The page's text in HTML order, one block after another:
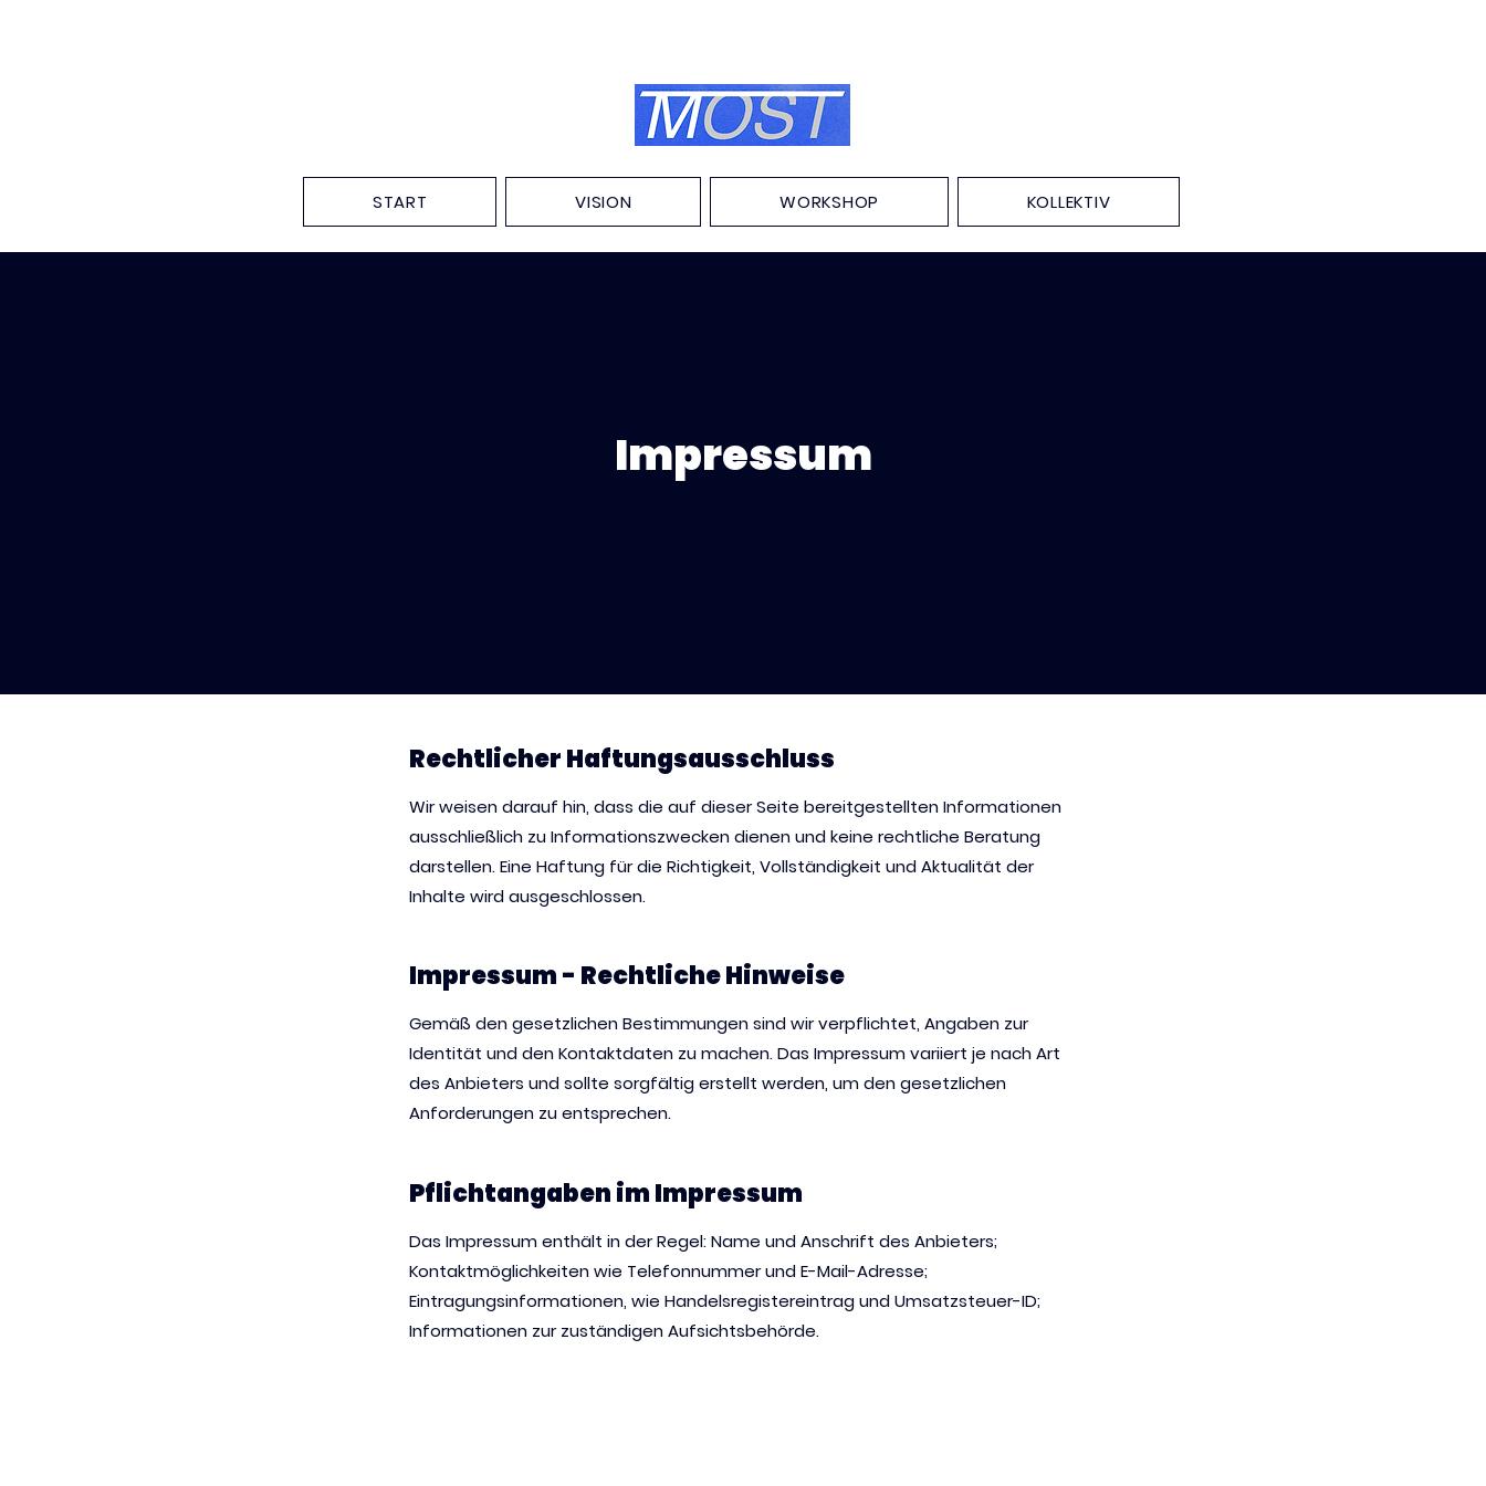
START VISION WORKSHOP KOLLEKTIV
Impressum
Rechtlicher Haftungsausschluss
Wir weisen darauf hin, dass die auf dieser Seite bereitgestellten Informationen
ausschließlich zu Informationszwecken dienen und keine rechtliche Beratung
darstellen. Eine Haftung für die Richtigkeit, Vollständigkeit und Aktualität der
Inhalte wird ausgeschlossen.
Impressum - Rechtliche Hinweise
Gemäß den gesetzlichen Bestimmungen sind wir verpflichtet, Angaben zur
Identität und den Kontaktdaten zu machen. Das Impressum variiert je nach Art
des Anbieters und sollte sorgfältig erstellt werden, um den gesetzlichen
Anforderungen zu entsprechen.
Pflichtangaben im Impressum
Das Impressum enthält in der Regel: Name und Anschrift des Anbieters;
Kontaktmöglichkeiten wie Telefonnummer und E-Mail-Adresse;
Eintragungsinformationen, wie Handelsregistereintrag und Umsatzsteuer-ID;
Informationen zur zuständigen Aufsichtsbehörde.